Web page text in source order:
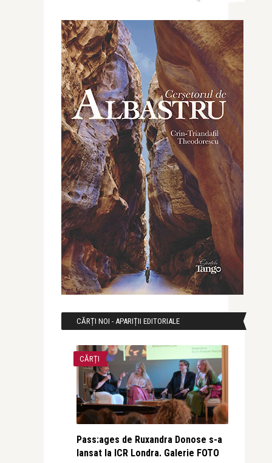
CĂRȚI NOI - APARIȚII EDITORIALE
CĂRȚI
Pass:ages de Ruxandra Donose s-a
lansat la ICR Londra. Galerie FOTO